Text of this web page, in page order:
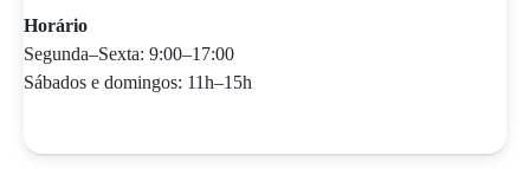
Horário
Segunda–Sexta: 9:00–17:00
Sábados e domingos: 11h–15h